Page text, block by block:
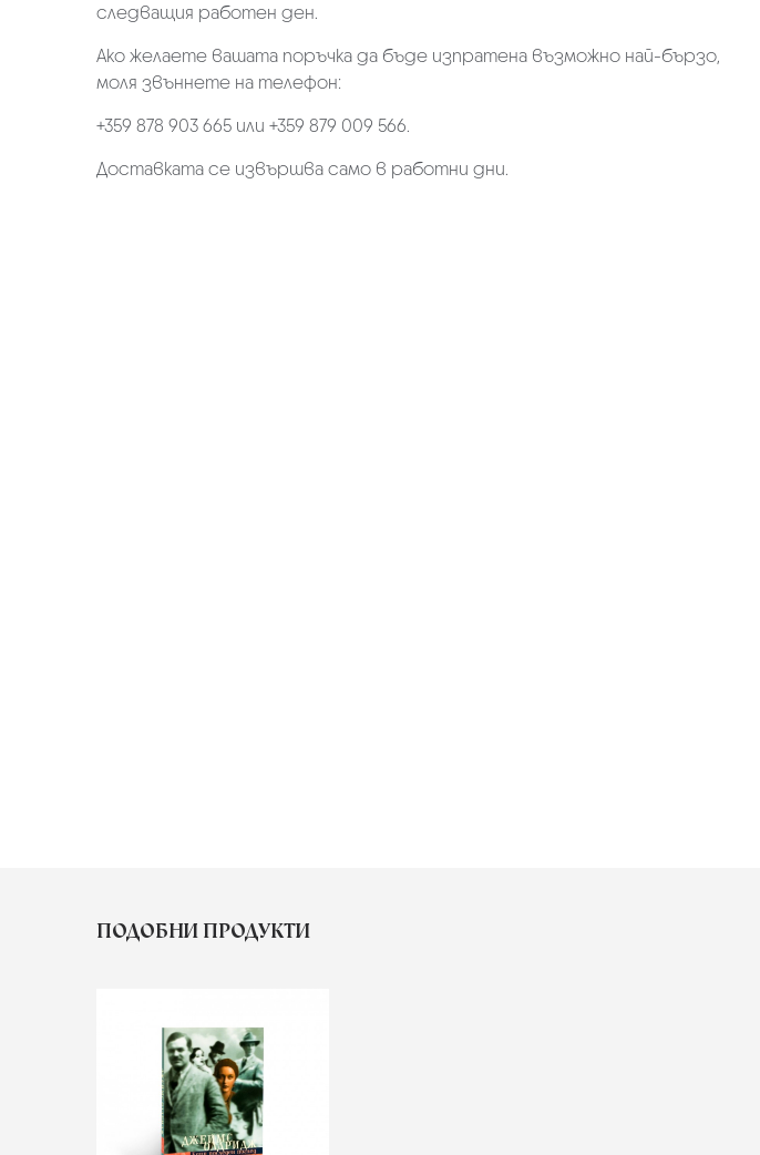
следващия работен ден.
Ако желаете вашата поръчка да бъде изпратена възможно най-бързо,
моля звъннете на телефон:
+359 878 903 665 или +359 879 009 566.
Доставката се извършва само в работни дни.
ПОДОБНИ ПРОДУКТИ